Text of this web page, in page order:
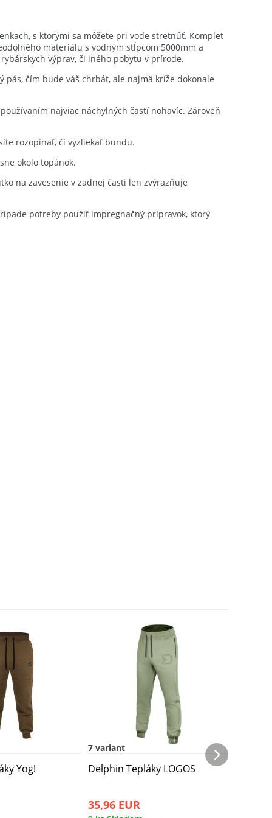
s ktorými sa môžete pri vode stretnúť. Komplet
materiálu s vodným stĺpcom 5000mm a
výprav, či iného pobytu v prírode.
pás, čím bude váš chrbát, ale najmä kríže dokonale
najviac náchylných častí nohavíc. Zároveň
rozopínať, či vyzliekať bundu.
okolo topánok.
na zavesenie v zadnej časti len zvýrazňuje
potreby použiť impregnačný prípravok, ktorý
Yog!
7 variant
Delphin Tepláky LOGOS
35,96 EUR